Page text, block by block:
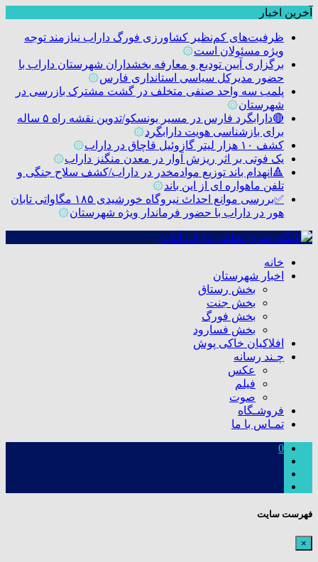
آخرین اخبار
ظرفیت‌های کم‌نظیر کشاورزی فورگ داراب نیازمند توجه
ویژه مسئولان است۞
برگزاری آیین تودیع و معارفه بخشداران شهرستان داراب با
حضور مدیرکل سیاسی استانداری فارس۞
پلمب سه واحد صنفی متخلف در گشت مشترک بازرسی در
شهرستان۞
🔴دارابگرد فارس در مسیر یونسکو/تدوین نقشه راه ۵ ساله
برای بازشناسی هویت دارابگرد۞
کشف ۱۰ هزار لیتر گازوئیل قاچاق در داراب
۞
یک فوتی بر اثر ریزش آوار در معدن منگنز داراب۞
🔺انهدام باند توزیع موادمخدر در داراب/کشف سلاح جنگی و
تلفن ماهواره ای از این باند۞
✅بررسی موانع احداث نیروگاه خورشیدی ۱۸۵ مگاواتی تابان
هور در داراب با حضور فرماندار ویژه شهرستان۞
خانه
اخبار شهرستان
بخش رستاق
بخش جنت
بخش فورگ
بخش فسارود
افلاکیان خاکی پوش
چـند رسانه
عکس
فیلم
صوت
فروشـگاه
تمـاس با ما
0
فهرست سایت
×